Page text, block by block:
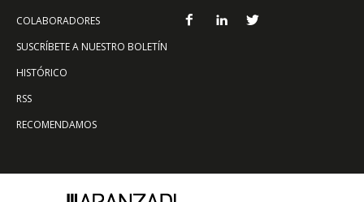
COLABORADORES
SUSCRÍBETE A NUESTRO BOLETÍN
HISTÓRICO
RSS
RECOMENDAMOS